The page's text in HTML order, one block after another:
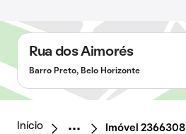
Rua dos Aimorés
Barro Preto, Belo Horizonte
Início Imóvel 2366308